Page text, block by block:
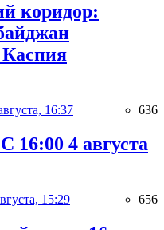
коридор:
Каспия
16:37 636
16:00 4 августа
15:29 656